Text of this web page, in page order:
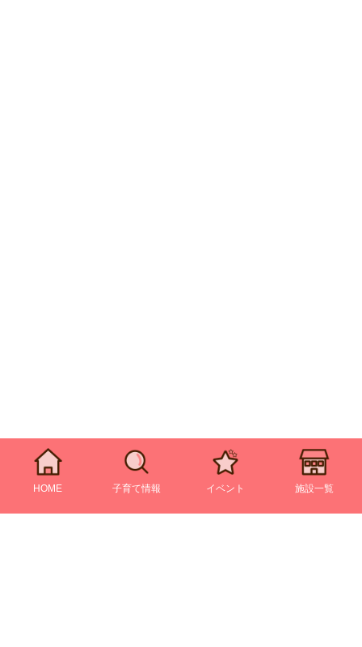
HOME 子育て情報 イベント 施設一覧